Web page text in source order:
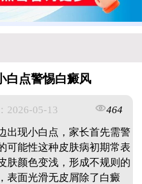
白点警惕白癜风
2026-05-13
464
出现小白点，家长首先需警
可能性这种皮肤病初期常表
肤颜色变浅，形成不规则的
表面光滑无皮屑除了白癜